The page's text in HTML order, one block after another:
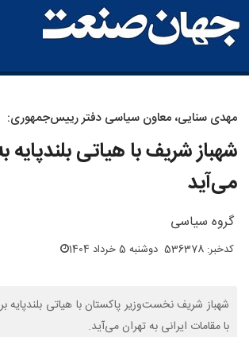
مهدی سنایی، معاون سیاسی دفتر رییس‌جمهوری:
شهباز شریف با هیاتی بلندپایه
می‌آید
گروه سیاسی
کدخبر: 536378 دوشنبه 5 خرداد 1404
شهباز شریف نخست‌وزیر پاکستان با هیاتی بلندپایه
با مقامات ایرانی به تهران می‌آید.